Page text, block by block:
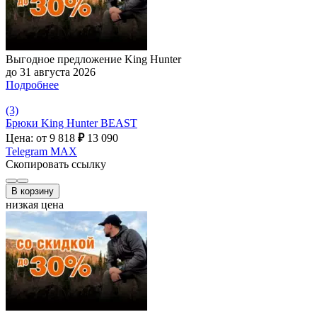
Выгодное предложение King Hunter
до 31 августа 2026
Подробнее
(3)
Брюки King Hunter BEAST
Цена: от 9 818 ₽ 13 090
Telegram MAX
Скопировать ссылку
В корзину
низкая цена